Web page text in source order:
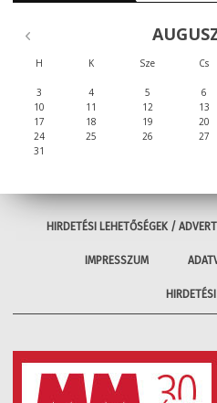
H K Sze Cs
3
4 5 6
10
11 12 13
17
18 19 20
24
25 26 27
31
HIRDETÉSI LEHETŐSÉGEK /
IMPRESSZUM